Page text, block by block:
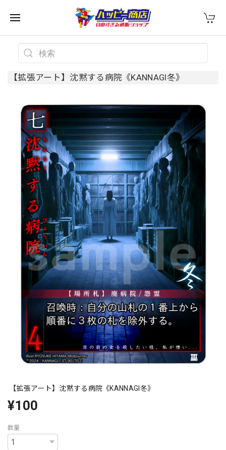
【拡張アート】沈黙する病院《KANNAGI冬》
【拡張アート】沈黙する病院《KANNAGI冬》
¥100
数量